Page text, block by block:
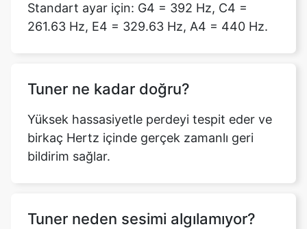
Standart ayar için: G4 = 392 Hz, C4 =
261.63 Hz, E4 = 329.63 Hz, A4 = 440 Hz.
Tuner ne kadar doğru?
Yüksek hassasiyetle perdeyi tespit eder ve
birkaç Hertz içinde gerçek zamanlı geri
bildirim sağlar.
Tuner neden sesimi algılamıyor?